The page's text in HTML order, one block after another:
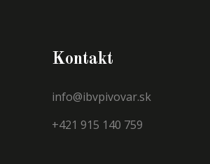
Kontakt
info@ibvpivovar.sk
+421 915 140 759